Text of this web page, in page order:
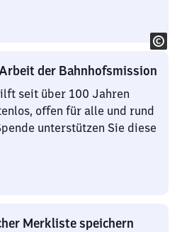
der Bahnhofsmission
seit über 100 Jahren
offen für alle und rund
unterstützen Sie diese
Merkliste speichern